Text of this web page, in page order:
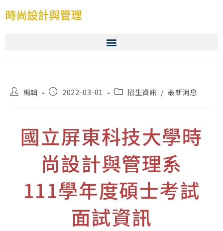
時尚設計與管理
編輯 2022-03-01 招生資訊 / 最新消息
國立屏東科技大學時
尚設計與管理系
111學年度碩士考試
面試資訊